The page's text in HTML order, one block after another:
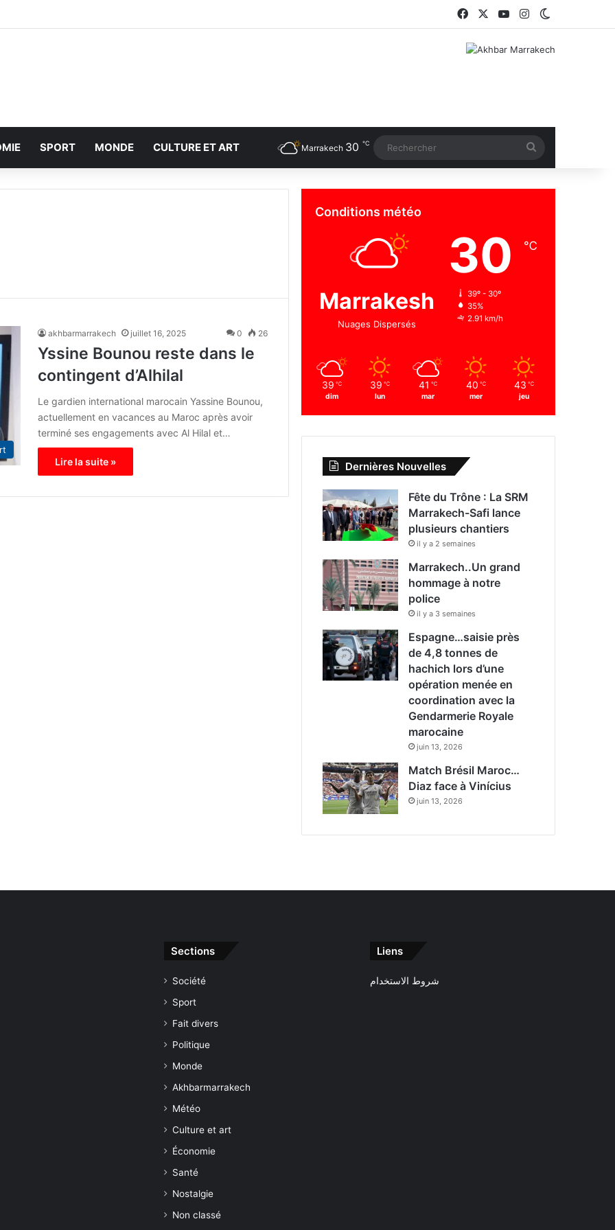
Facebook YouTubeInstagram
SPORT MONDE CULTURE ET ART Marrakech 30 ℃
akhbarmarrakech juillet 16, 2025 0 26
Yssine Bounou reste dans le
contingent d’Alhilal
Le gardien international marocain Yassine Bounou,
actuellement en vacances au Maroc après avoir
terminé ses engagements avec Al Hilal et…
Lire la suite »
Conditions météo
Marrakesh
Nuages Dispersés
30 ℃
39º - 30º
35%
2.91 km/h
39 ℃
dim
39 ℃
lun
41 ℃
mar
40 ℃
mer
43 ℃
jeu
Dernières Nouvelles
Fête du Trône : La SRM
Marrakech-Safi lance
plusieurs chantiers
il y a 2 semaines
Marrakech..Un grand
hommage à notre
police
il y a 3 semaines
Espagne…saisie près
de 4,8 tonnes de
hachich lors d’une
opération menée en
coordination avec la
Gendarmerie Royale
marocaine
juin 13, 2026
Match Brésil Maroc…
Diaz face à Vinícius
juin 13, 2026
Sections
Société
Sport
Fait divers
Politique
Monde
Akhbarmarrakech
Météo
Culture et art
Économie
Santé
Nostalgie
Non classé
Liens
شروط الاستخدام